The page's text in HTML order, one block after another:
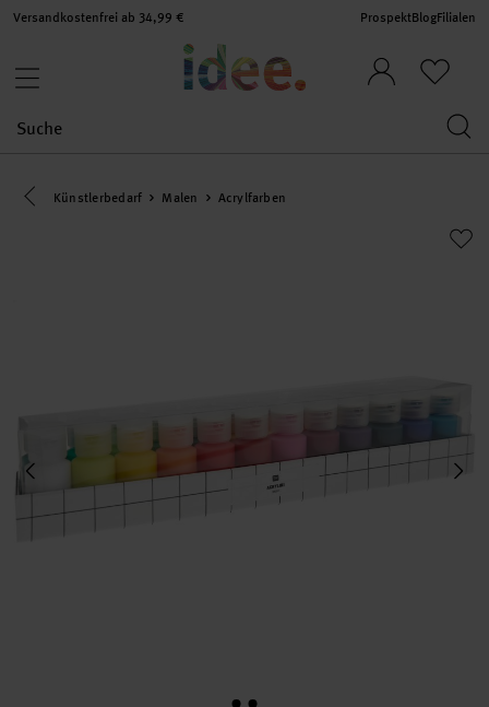
Versandkostenfrei ab 34,99 € ProspektBlogFilialen
Eine Kategorie zurück navigieren
Künstlerbedarf Malen Acrylfarben